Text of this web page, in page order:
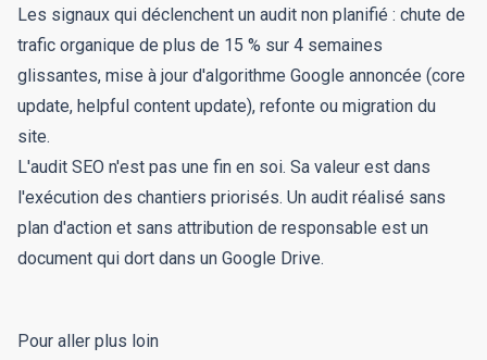
Les signaux qui déclenchent un audit non planifié : chute de
trafic organique de plus de 15 % sur 4 semaines
glissantes, mise à jour d'algorithme Google annoncée (core
update, helpful content update), refonte ou migration du
site.
L'audit SEO n'est pas une fin en soi. Sa valeur est dans
l'exécution des chantiers priorisés. Un audit réalisé sans
plan d'action et sans attribution de responsable est un
document qui dort dans un Google Drive.
Pour aller plus loin